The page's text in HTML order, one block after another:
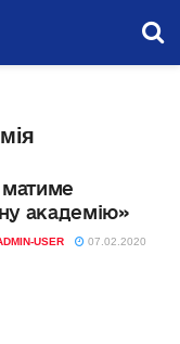
матиме
академію»
USER 07.02.2020